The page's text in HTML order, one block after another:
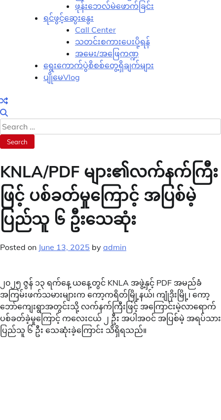
ဖုန်းဘေလ်မဲဖောက်ခြင်း
ရင်ဖွင့်ဆွေးနွေး
Call Center
သတင်းစကားပေးပို့ရန်
အမေး/အဖြေကဏ္ဍ
ရွေးကောက်ပွဲစိစစ်တွေ့ရှိချက်များ
ပျိုမေVlog
Search
for:
KNLA/PDF များ၏လက်နက်ကြီး
ဖြင့် ပစ်ခတ်မှုကြောင့် အပြစ်မဲ့
ပြည်သူ ၆ ဦးသေဆုံး
Posted on June 13, 2025 by admin
၂၀၂၅ ဇွန် ၁၃ ရက်နေ့ ယနေ့တွင် KNLA အဖွဲ့နှင့် PDF အမည်ခံ
အကြမ်းဖက်သမားများက ကော့ကရိတ်မြို့နယ်၊ ကျုံဒိုးမြို့၊ ကော့
ဘော်ကျေးရွာအတွင်းသို့ လက်နက်ကြီးဖြင့် အကြောင်းမဲ့လာရောက်
ပစ်ခတ်ခဲ့မှုကြောင့် ကလေးငယ် ၂ ဦး အပါအဝင် အပြစ်မဲ့ အရပ်သား
ပြည်သူ ၆ ဦး သေဆုံးခဲ့ကြောင်း သိရှိရသည်။